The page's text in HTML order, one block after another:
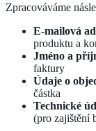
Zpracováváme
E-mailová
produktu a
Jméno a
faktury
Údaje o
částka
Technické
(pro zajištění